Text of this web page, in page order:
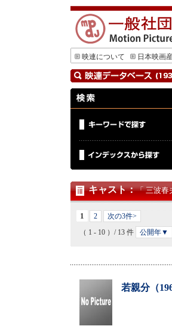
映連について 日本映画
キャスト：「 三波春
1 2
次の3件>
（ 1 - 10 ）/ 13 件
公開年▼
若親分（